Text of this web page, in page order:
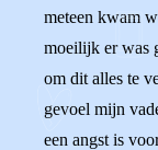
meteen kwam
moeilijk er was
om dit alles te
gevoel mijn
een angst is